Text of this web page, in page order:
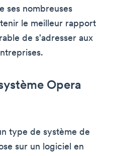
ses nombreuses
le meilleur rapport
de s'adresser aux
Opera
type de système de
sur un logiciel en